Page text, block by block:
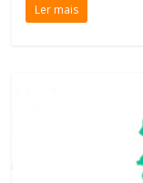
Ler mais